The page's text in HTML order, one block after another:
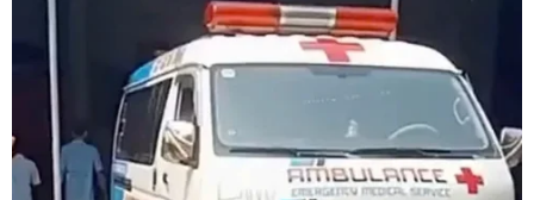
10/08/2026 12:15
Phát triển hạ tầng dữ liệu địa điểm
nhằm xây dựng nền kinh tế số hiệu
quả
10/08/2026 11:09